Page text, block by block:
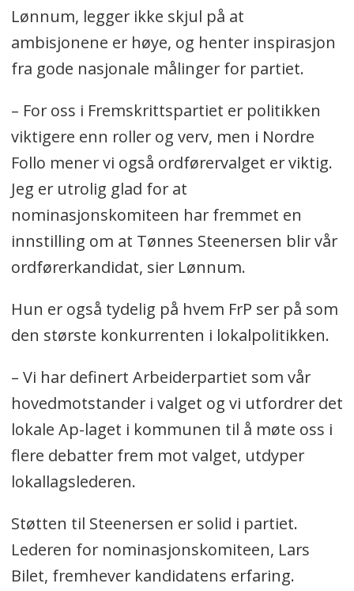
Lønnum, legger ikke skjul på at
ambisjonene er høye, og henter inspirasjon
fra gode nasjonale målinger for partiet.
– For oss i Fremskrittspartiet er politikken
viktigere enn roller og verv, men i Nordre
Follo mener vi også ordførervalget er viktig.
Jeg er utrolig glad for at
nominasjonskomiteen har fremmet en
innstilling om at Tønnes Steenersen blir vår
ordførerkandidat, sier Lønnum.
Hun er også tydelig på hvem FrP ser på som
den største konkurrenten i lokalpolitikken.
– Vi har definert Arbeiderpartiet som vår
hovedmotstander i valget og vi utfordrer det
lokale Ap-laget i kommunen til å møte oss i
flere debatter frem mot valget, utdyper
lokallagslederen.
Støtten til Steenersen er solid i partiet.
Lederen for nominasjonskomiteen, Lars
Bilet, fremhever kandidatens erfaring.